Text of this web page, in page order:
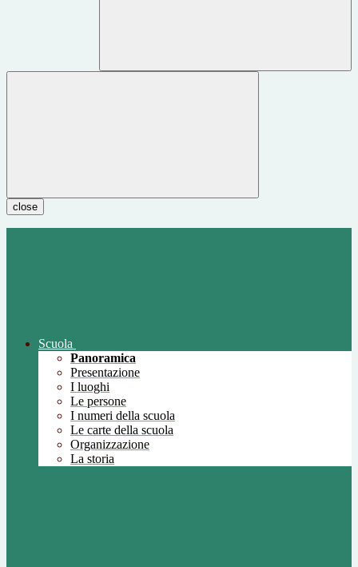
close
Scuola
Panoramica
Presentazione
I luoghi
Le persone
I numeri della scuola
Le carte della scuola
Organizzazione
La storia